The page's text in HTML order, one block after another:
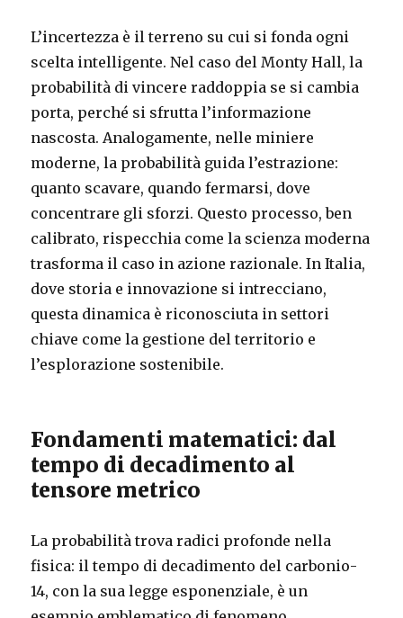
L’incertezza è il terreno su cui si fonda ogni
scelta intelligente. Nel caso del Monty Hall, la
probabilità di vincere raddoppia se si cambia
porta, perché si sfrutta l’informazione
nascosta. Analogamente, nelle miniere
moderne, la probabilità guida l’estrazione:
quanto scavare, quando fermarsi, dove
concentrare gli sforzi. Questo processo, ben
calibrato, rispecchia come la scienza moderna
trasforma il caso in azione razionale. In Italia,
dove storia e innovazione si intrecciano,
questa dinamica è riconosciuta in settori
chiave come la gestione del territorio e
l’esplorazione sostenibile.
Fondamenti matematici: dal
tempo di decadimento al
tensore metrico
La probabilità trova radici profonde nella
fisica: il tempo di decadimento del carbonio-
14, con la sua legge esponenziale, è un